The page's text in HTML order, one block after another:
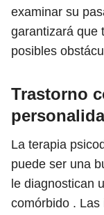
examinar su
garantizará que
posibles
Trastorno
La terapia
puede ser una
le diagnostican
comórbido .